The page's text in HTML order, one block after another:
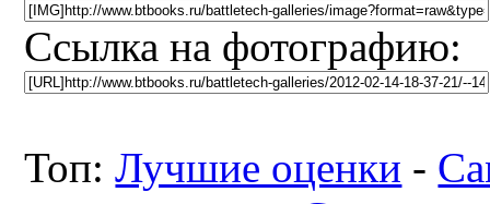
Ссылка на фотографию:
Топ:Лучшие оценки -